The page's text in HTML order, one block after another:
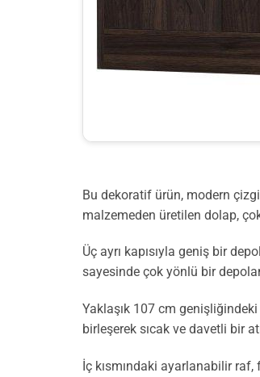
Bu dekoratif ürün, modern
malzemeden üretilen dolap,
Üç ayrı kapısıyla geniş bir
sayesinde çok yönlü bir
Yaklaşık 107 cm
birleşerek sıcak ve davetli bir
İç kısmındaki ayarlanabilir